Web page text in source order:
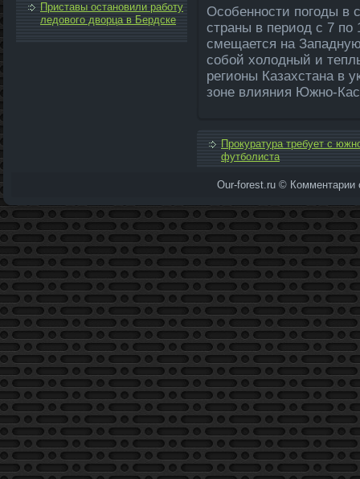
Приставы остановили работу
ледового дворца в Бердске
Особенности погоды в
страны в период с 7 по
смещается на
собой хοлοдный и
регионы Казахстана в
зоне влияния Южно-
Прокуратура требует с
футболиста
Our-forest.ru © Комментарии